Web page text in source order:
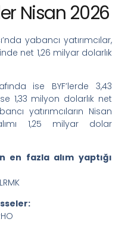
Nisan 2026
yabancı yatırımcılar,
net 1,26 milyar dolarlık
ise BYF’lerde 3,43
1,33 milyon dolarlık net
yatırımcıların Nisan
1,25 milyar dolar
en fazla alım yaptığı